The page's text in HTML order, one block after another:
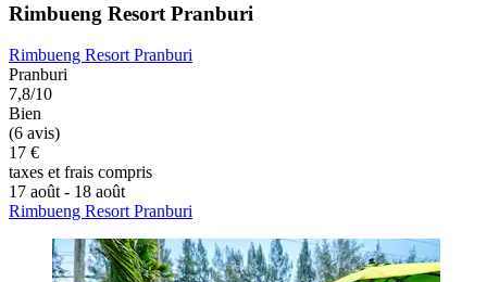
Rimbueng Resort Pranburi
Rimbueng Resort Pranburi
Pranburi
7,8/10
Bien
(6 avis)
17 €
taxes et frais compris
17 août - 18 août
Rimbueng Resort Pranburi